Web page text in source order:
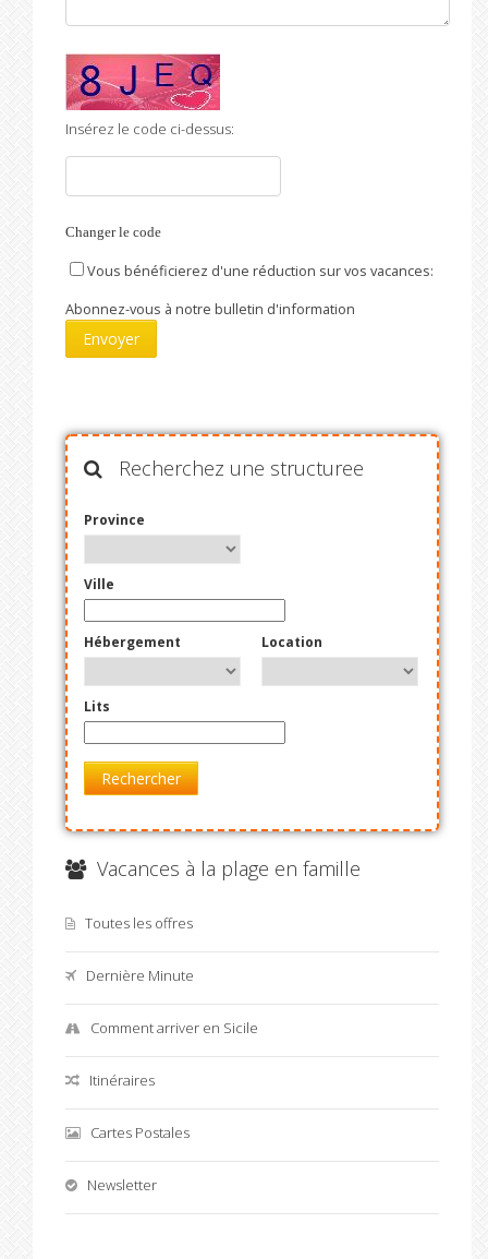
Insérez le code ci-dessus:
Changer le code
Vous bénéficierez d'une réduction sur vos vacances:
Abonnez-vous à notre bulletin d'information
Recherchez une structuree
Province
Ville
Hébergement Location
Lits
Rechercher
Vacances à la plage en famille
Toutes les offres
Dernière Minute
Comment arriver en Sicile
Itinéraires
Cartes Postales
Newsletter